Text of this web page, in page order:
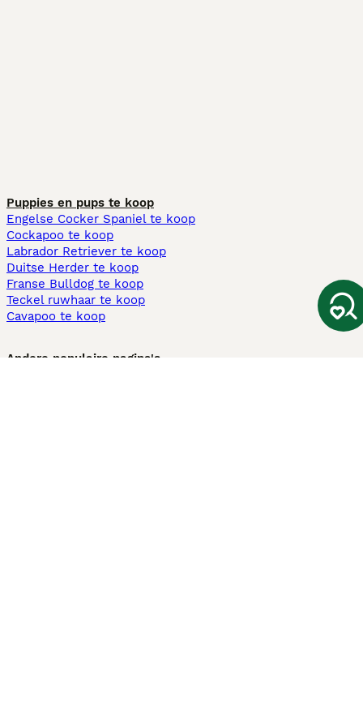
Puppies en pups te koop
Engelse Cocker Spaniel te koop
Cockapoo te koop
Labrador Retriever te koop
Duitse Herder te koop
Franse Bulldog te koop
Teckel ruwhaar te koop
Cavapoo te koop
Andere populaire pagina's